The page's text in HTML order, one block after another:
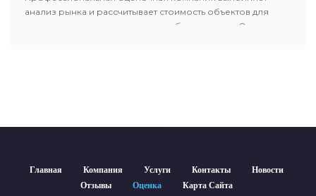
анализ рынка и рассчитывает стоимость объектов для
продажи, ипотеки, аренды и судебных споров. Оценка
Главная Компания Услуги Контакты
Новости
Отзывы
Оценка Карта Сайта